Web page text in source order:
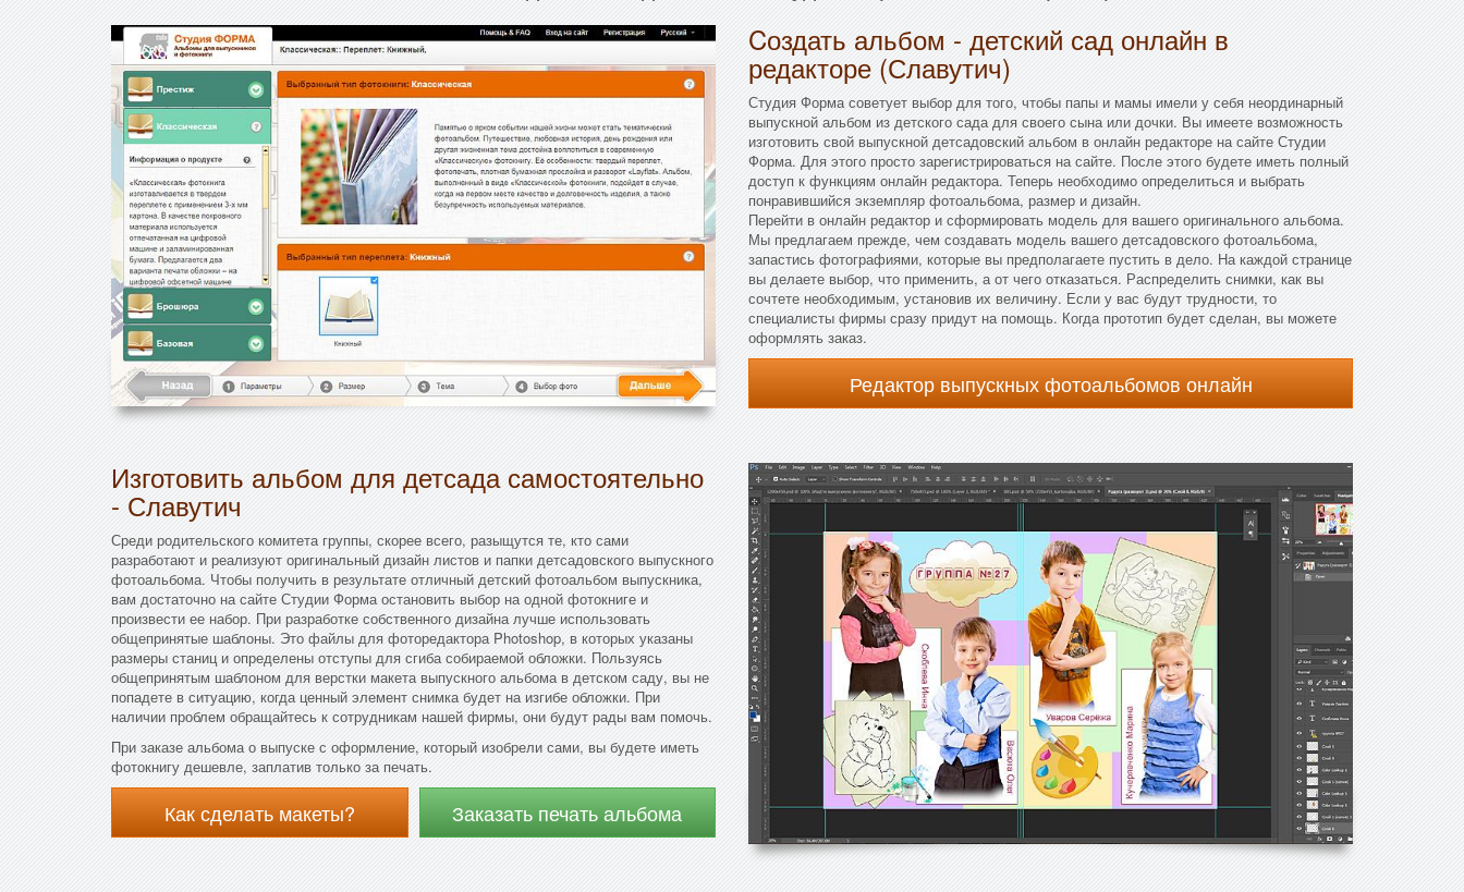
Cоздать альбом - детский сад онлайн в
редакторе (Славутич)
Студия Форма советует выбор для того, чтобы папы и мамы имели у себя неординарный
выпускной альбом из детского сада для своего сына или дочки. Вы имеете возможность
изготовить свой выпускной детсадовский альбом в онлайн редакторе на сайте Студии
Форма. Для этого просто зарегистрироваться на сайте. После этого будете иметь полный
доступ к функциям онлайн редактора. Теперь необходимо определиться и выбрать
понравившийся экземпляр фотоальбома, размер и дизайн.
Перейти в онлайн редактор и сформировать модель для вашего оригинального альбома.
Мы предлагаем прежде, чем создавать модель вашего детсадовского фотоальбома,
запастись фотографиями, которые вы предполагаете пустить в дело. На каждой странице
вы делаете выбор, что применить, а от чего отказаться. Распределить снимки, как вы
сочтете необходимым, установив их величину. Если у вас будут трудности, то
специалисты фирмы сразу придут на помощь. Когда прототип будет сделан, вы можете
оформлять заказ.
Редактор выпускных фотоальбомов онлайн
Изготовить альбом для детсада самостоятельно
- Славутич
Среди родительского комитета группы, скорее всего, разыщутся те, кто сами
разработают и реализуют оригинальный дизайн листов и папки детсадовского выпускного
фотоальбома. Чтобы получить в результате отличный детский фотоальбом выпускника,
вам достаточно на сайте Студии Форма остановить выбор на одной фотокниге и
произвести ее набор. При разработке собственного дизайна лучше использовать
общепринятые шаблоны. Это файлы для фоторедактора Photoshop, в которых указаны
размеры станиц и определены отступы для сгиба собираемой обложки. Пользуясь
общепринятым шаблоном для верстки макета выпускного альбома в детском саду, вы не
попадете в ситуацию, когда ценный элемент снимка будет на изгибе обложки. При
наличии проблем обращайтесь к сотрудникам нашей фирмы, они будут рады вам помочь.
При заказе альбома о выпуске с оформление, который изобрели сами, вы будете иметь
фотокнигу дешевле, заплатив только за печать.
Как сделать макеты? Заказать печать альбома